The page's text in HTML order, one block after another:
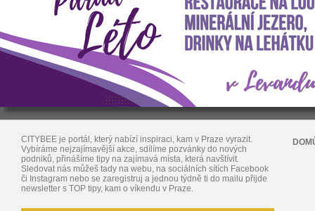
CITYBEE je portál, který nabízí inspiraci, kam v Praze vyrazit.
Vybíráme nejzajímavější akce, sdílíme pozvánky do nových
podniků, přinášíme tipy na zajímavá místa, která navštívit.
Sledovat nás můžeš tady na webu, na sociálních sítích Facebook
či Instagram nebo se zaregistruj a jednou týdně ti do mailu přijde
newsletter s TOP tipy, kam o víkendu v Praze.